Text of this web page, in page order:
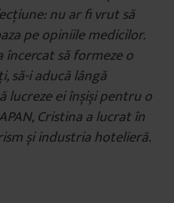
nu ar fi vrut să
pe opiniile medicilor.
încercat să formeze o
să-i aducă lângă
lucreze ei înșiși pentru o
Cristina a lucrat în
și industria hotelieră.